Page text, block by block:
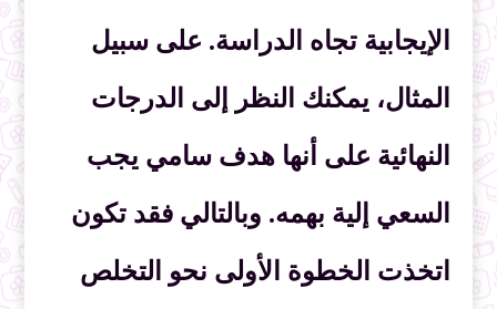
الإيجابية تجاه الدراسة. على سبيل
المثال، يمكنك النظر إلى الدرجات
النهائية على أنها هدف سامي يجب
السعي إلية بهمه. وبالتالي فقد تكون
اتخذت الخطوة الأولى نحو التخلص